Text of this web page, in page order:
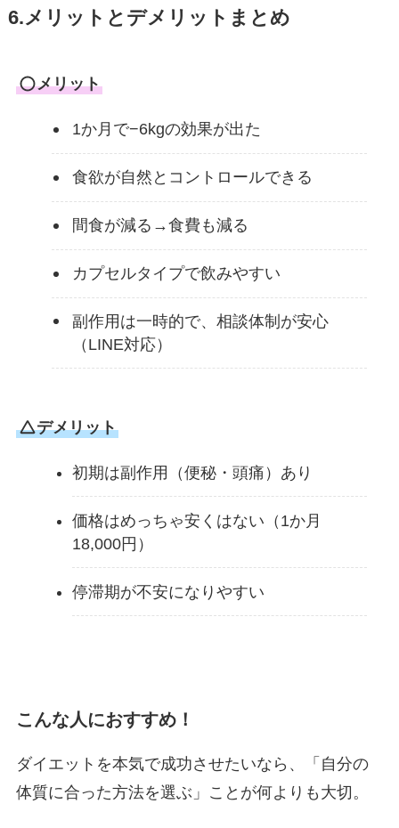
6.メリットとデメリットまとめ
メリット
1か月で−6kgの効果が出た
食欲が自然とコントロールできる
間食が減る→食費も減る
カプセルタイプで飲みやすい
副作用は一時的で、相談体制が安心
（LINE対応）
デメリット
初期は副作用（便秘・頭痛）あり
価格はめっちゃ安くはない（1か月
18,000円）
停滞期が不安になりやすい
こんな人におすすめ！
ダイエットを本気で成功させたいなら、「自分の
体質に合った方法を選ぶ」ことが何よりも大切。